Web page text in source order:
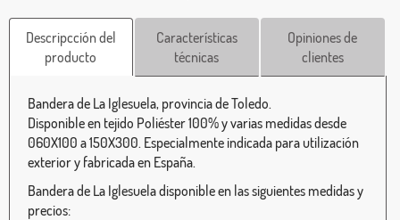
Descripcción del
producto
Características
técnicas
Opiniones de
clientes
Bandera de La Iglesuela, provincia de Toledo.
Disponible en tejido Poliéster 100% y varias medidas desde
060X100 a 150X300. Especialmente indicada para utilización
exterior y fabricada en España.
Bandera de La Iglesuela disponible en las siguientes medidas y
precios: